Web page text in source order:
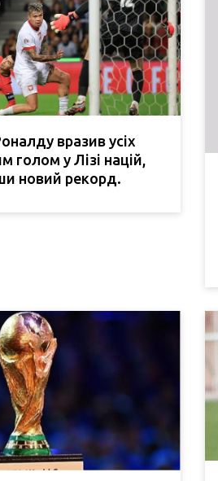
вразив усіх
голом у Лізі націй,
новий рекорд.